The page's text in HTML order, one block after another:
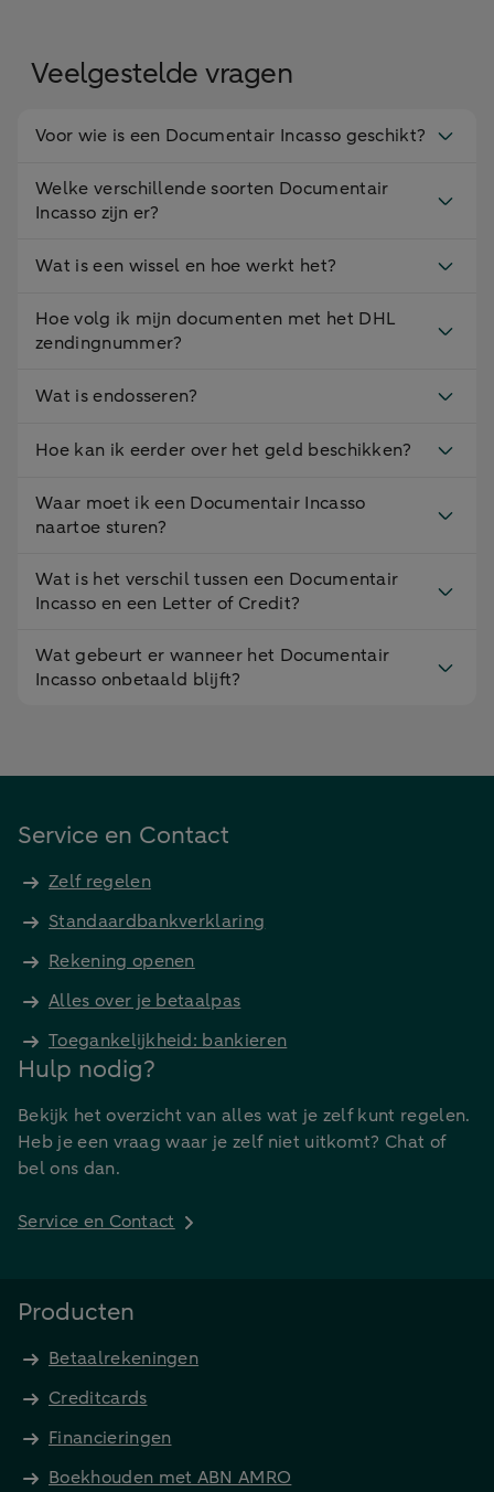
Veelgestelde vragen
Voor wie is een Documentair Incasso geschikt?
Welke verschillende soorten Documentair
Incasso zijn er?
Wat is een wissel en hoe werkt het?
Hoe volg ik mijn documenten met het DHL
zendingnummer?
Wat is endosseren?
Hoe kan ik eerder over het geld beschikken?
Waar moet ik een Documentair Incasso
naartoe sturen?
Wat is het verschil tussen een Documentair
Incasso en een Letter of Credit?
Wat gebeurt er wanneer het Documentair
Incasso onbetaald blijft?
Service en Contact
Zelf regelen
Standaardbankverklaring
Rekening openen
Alles over je betaalpas
Toegankelijkheid: bankieren
Hulp nodig?
Bekijk het overzicht van alles wat je zelf kunt regelen.
Heb je een vraag waar je zelf niet uitkomt? Chat of
bel ons dan.
Service en Contact
Producten
Betaalrekeningen
Creditcards
Financieringen
Boekhouden met ABN AMRO